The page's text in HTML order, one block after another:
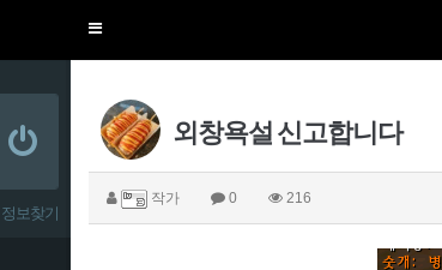
Toggle
정보찾기
외창욕설 신고합니다
작가 0 216